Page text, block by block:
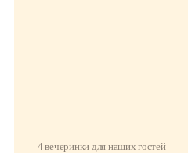
4 вечеринки для наших гостей